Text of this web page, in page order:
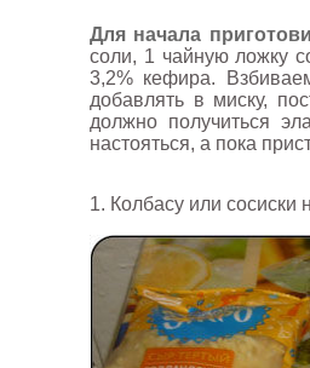
Для начала
соли, 1 чайную ложку
3,2% кефира.
добавлять в миску,
должно получиться
настояться, а пока
1. Колбасу или